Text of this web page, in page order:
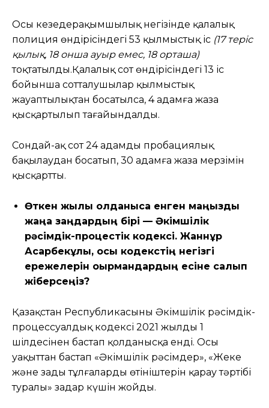
Осы кезеңдерақымшылық негізінде қалалық
полиция өндірісіндегі 53 қылмыстық іс (17 теріс
қылық, 18 онша ауыр емес, 18 орташа)
тоқтатылды.Қалалық сот өндірісіндегі 13 іс
бойынша сотталушылар қылмыстық
жауаптылықтан босатылса, 4 адамға жаза
қысқартылып тағайындалды.
Сондай-ақ сот 24 адамды пробациялық
бақылаудан босатып, 30 адамға жаза мерзімін
қысқартты.
Өткен жылы қолданысқа енген маңызды
жаңа заңдардың бірі — Әкімшілік
рәсімдік-процестік кодексі. Жаннұр
Асқарбекұлы, осы кодекстің негізгі
ережелерін оқырмандардың есіне салып
жіберсеңіз?
Қазақстан Республикасының Әкімшілік рәсімдік-
процессуалдық кодексі 2021 жылдың 1
шілдесінен бастап қолданысқа енді. Осы
уақыттан бастап «Әкімшілік рәсімдер», «Жеке
және заңды тұлғалардың өтініштерін қарау тәртібі
туралы» заңдар күшін жойды.